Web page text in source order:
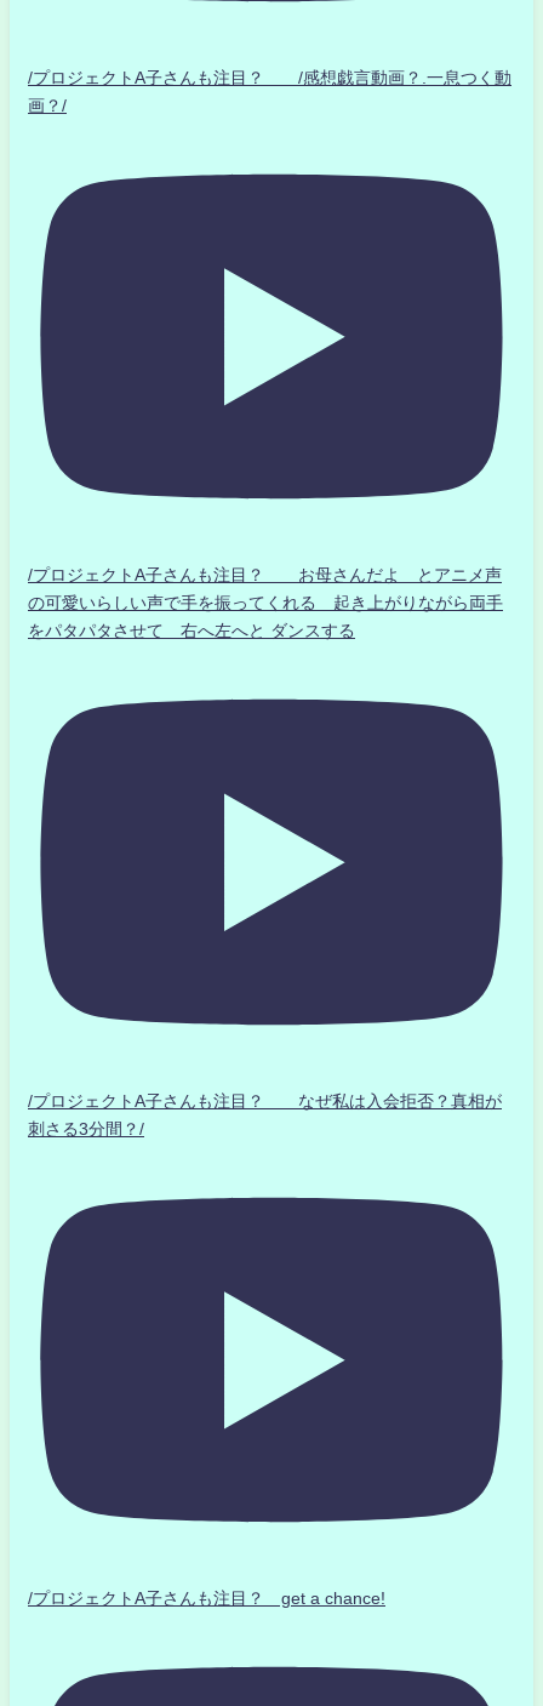
/プロジェクトA子さんも注目？ /感想戯言動画？.一息つく動
画？/
/プロジェクトA子さんも注目？ お母さんだよ とアニメ声
の可愛いらしい声で手を振ってくれる 起き上がりながら両手
をパタパタさせて 右へ左へと ダンスする
/プロジェクトA子さんも注目？ なぜ私は入会拒否？真相が
刺さる3分間？/
/プロジェクトA子さんも注目？ get a chance!